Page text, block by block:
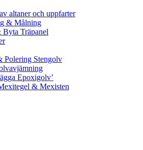
altaner och uppfarter
& Målning
Byta Träpanel
Polering Stengolv
Epoxigolv’
& Mexisten